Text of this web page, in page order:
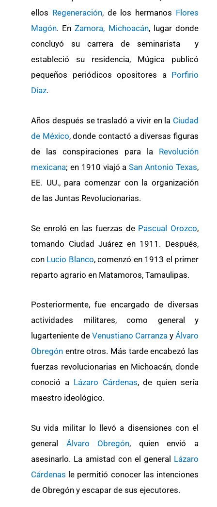
ellos Regeneración, de los hermanos Flores
Magón. EnZamora, Michoacán, lugar donde
concluyó su carrera de seminarista y
estableció su residencia, Múgica publicó
pequeños periódicos opositores a Porfirio
Díaz.
Años después se trasladó a vivir en la Ciudad
de México, donde contactó a diversas figuras
de las conspiraciones para la Revolución
mexicana; en 1910 viajó aSan Antonio Texas,
EE. UU., para comenzar con la organización
de las Juntas Revolucionarias.
Se enroló en las fuerzas de Pascual Orozco,
tomando Ciudad Juárez en 1911. Después,
con Lucio Blanco, comenzó en 1913 el primer
reparto agrario en Matamoros, Tamaulipas.
Posteriormente, fue encargado de diversas
actividades militares, como general y
lugarteniente de Venustiano Carranza y Álvaro
Obregón entre otros. Más tarde encabezó las
fuerzas revolucionarias en Michoacán, donde
conoció a Lázaro Cárdenas, de quien sería
maestro ideológico.
Su vida militar lo llevó a disensiones con el
general Álvaro Obregón, quien envió a
asesinarlo. La amistad con el general Lázaro
Cárdenas le permitió conocer las intenciones
de Obregón y escapar de sus ejecutores.